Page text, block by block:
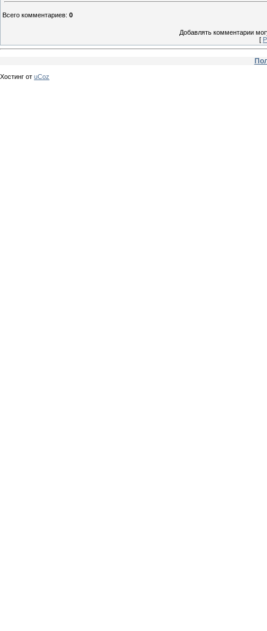
Всего комментариев: 0
Добавлять комментарии
[
Хостинг от uCoz